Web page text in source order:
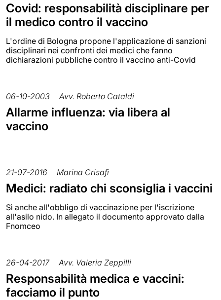
Covid: responsabilità disciplinare per
il medico contro il vaccino
L'ordine di Bologna propone l'applicazione di sanzioni
disciplinari nei confronti dei medici che fanno
dichiarazioni pubbliche contro il vaccino anti-Covid
06-10-2003 Avv. Roberto Cataldi
Allarme influenza: via libera al
vaccino
21-07-2016 Marina Crisafi
Medici: radiato chi sconsiglia i vaccini
Sì anche all'obbligo di vaccinazione per l'iscrizione
all'asilo nido. In allegato il documento approvato dalla
Fnomceo
26-04-2017 Avv. Valeria Zeppilli
Responsabilità medica e vaccini:
facciamo il punto